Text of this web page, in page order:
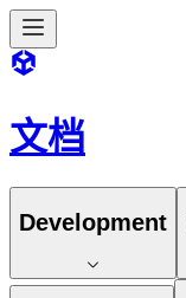
文档
Development